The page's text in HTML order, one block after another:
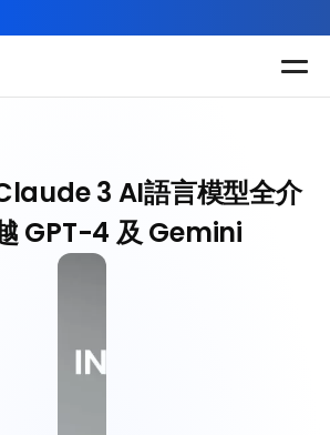
3 AI語言模型全介
GPT-4 及 Gemini
AI課程
主題課程
所有課程
多種專項技能提
實用課程
有三大課程